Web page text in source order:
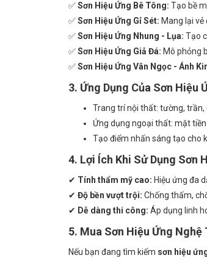
✅Sơn Hiệu Ứng Bê Tông: Tạo bề
✅Sơn Hiệu Ứng Gỉ Sét: Mang lại
✅Sơn Hiệu Ứng Nhung - Lụa: Tạo
✅Sơn Hiệu Ứng Giả Đá: Mô phỏng
✅Sơn Hiệu Ứng Vân Ngọc - Ánh
3. Ứng Dụng Của Sơn Hiệu
Trang trí nội thất: tường, trần,
Ứng dụng ngoại thất: mặt
Tạo điểm nhấn sáng tạo cho
4. Lợi Ích Khi Sử Dụng Sơn
✔ Tính thẩm mỹ cao: Hiệu ứng đa
✔ Độ bền vượt trội: Chống thấm,
✔ Dễ dàng thi công: Áp dụng linh
5. Mua Sơn Hiệu Ứng Nghệ
Nếu bạn đang tìm kiếm sơn hiệu